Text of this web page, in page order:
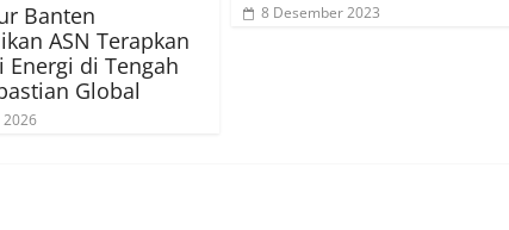
Banten
ASN Terapkan
Energi di Tengah
Global
8 Desember 2023